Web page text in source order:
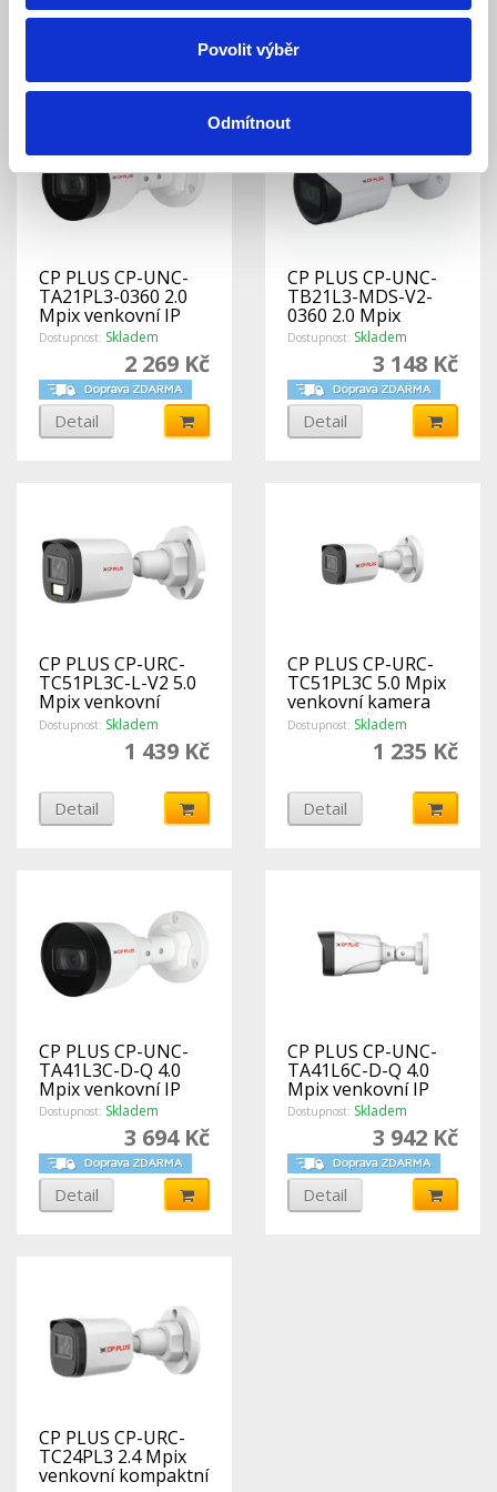
Povolit výběr
Odmítnout
CP PLUS CP-UNC-
TA21PL3-0360 2.0
Mpix venkovní IP
kamera s IR
Dostupnost: Skladem
2 269 Kč
Detail
CP PLUS CP-UNC-
TB21L3-MDS-V2-
0360 2.0 Mpix
venkovní IP kamera
s IR, WDR a Starlight
Dostupnost: Skladem
3 148 Kč
Detail
CP PLUS CP-URC-
TC51PL3C-L-V2 5.0
Mpix venkovní
kamera 4v1 s
duálním přísvitem a
mikrofonem
Dostupnost: Skladem
1 439 Kč
Detail
CP PLUS CP-URC-
TC51PL3C 5.0 Mpix
venkovní kamera
4v1 s IR přísvitem a
mikrofonem
Dostupnost: Skladem
1 235 Kč
Detail
CP PLUS CP-UNC-
TA41L3C-D-Q 4.0
Mpix venkovní IP
kamera s IR, WDR a
mikrofonem
Dostupnost: Skladem
3 694 Kč
Detail
CP PLUS CP-UNC-
TA41L6C-D-Q 4.0
Mpix venkovní IP
kamera s IR, WDR a
mikrofonem
Dostupnost: Skladem
3 942 Kč
Detail
CP PLUS CP-URC-
TC24PL3 2.4 Mpix
venkovní kompaktní